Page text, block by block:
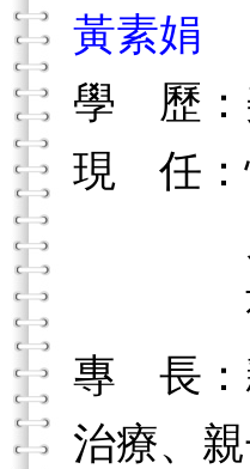
黃素娟
學 歷：
現 任：
荷光
專 長：
治療、